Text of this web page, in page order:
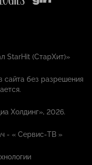
StarHit (СтарХит)»
сайта без разрешения
Холдинг», 2026.
- «Сервис-ТВ »